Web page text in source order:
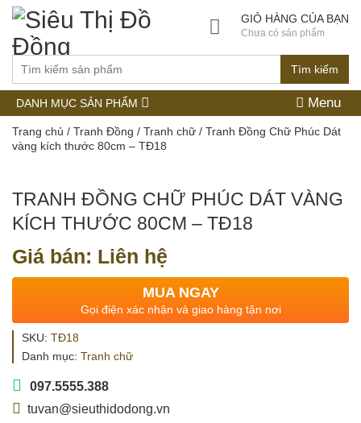
Tìm kiếm
GIỎ HÀNG CỦA BẠN
Chưa có sản phẩm
DANH MỤC SẢN PHẨM Menu
Trang chủ / Tranh Đồng / Tranh chữ / Tranh Đồng Chữ Phúc Dát
vàng kích thước 80cm – TĐ18
TRANH ĐỒNG CHỮ PHÚC DÁT VÀNG
KÍCH THƯỚC 80CM – TĐ18
Giá bán: Liên hệ
MUA NGAY
Gọi điện xác nhận và giao hàng tận nơi
SKU: TĐ18
Danh mục: Tranh chữ
097.5555.388
tuvan@sieuthidodong.vn